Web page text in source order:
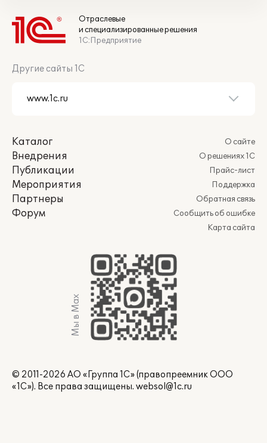
Отраслевые
и специализированные решения
1С:Предприятие
Другие сайты 1С
Каталог
Внедрения
Публикации
Мероприятия
Партнеры
Форум
О сайте
О решениях 1С
Прайс-лист
Поддержка
Обратная связь
Сообщить об ошибке
Карта сайта
Мы в Max
© 2011-2026 АО «Группа 1С» (правопреемник ООО
«1С»). Все права защищены. websol@1c.ru